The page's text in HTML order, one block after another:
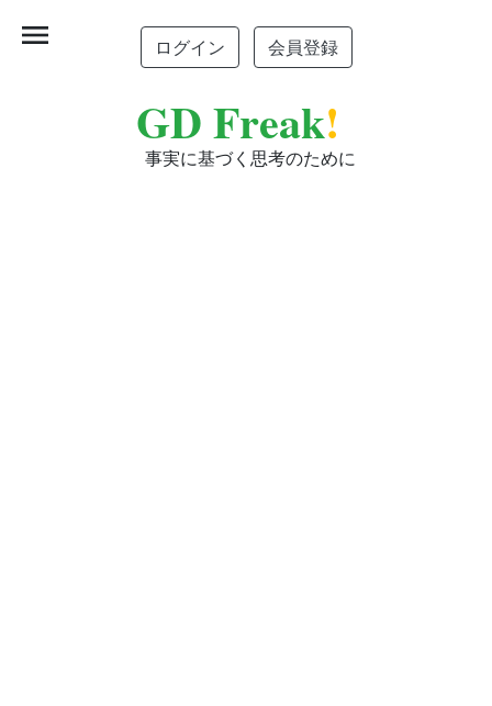
ログイン 会員登録
GD Freak!
事実に基づく思考のために
menu